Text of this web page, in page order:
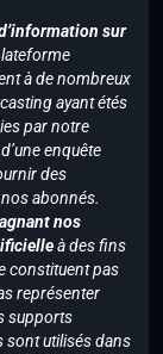
sur
à de nombreux
ayant étés
par notre
enquête
des
abonnés.
nos
à des fins
constituent pas
représenter
supports
sont utilisés dans